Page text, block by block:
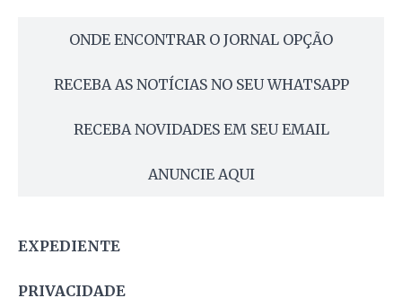
ONDE ENCONTRAR O JORNAL OPÇÃO
RECEBA AS NOTÍCIAS NO SEU WHATSAPP
RECEBA NOVIDADES EM SEU EMAIL
ANUNCIE AQUI
EXPEDIENTE
PRIVACIDADE